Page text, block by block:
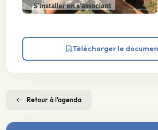
Télécharger le
Retour à l'agenda